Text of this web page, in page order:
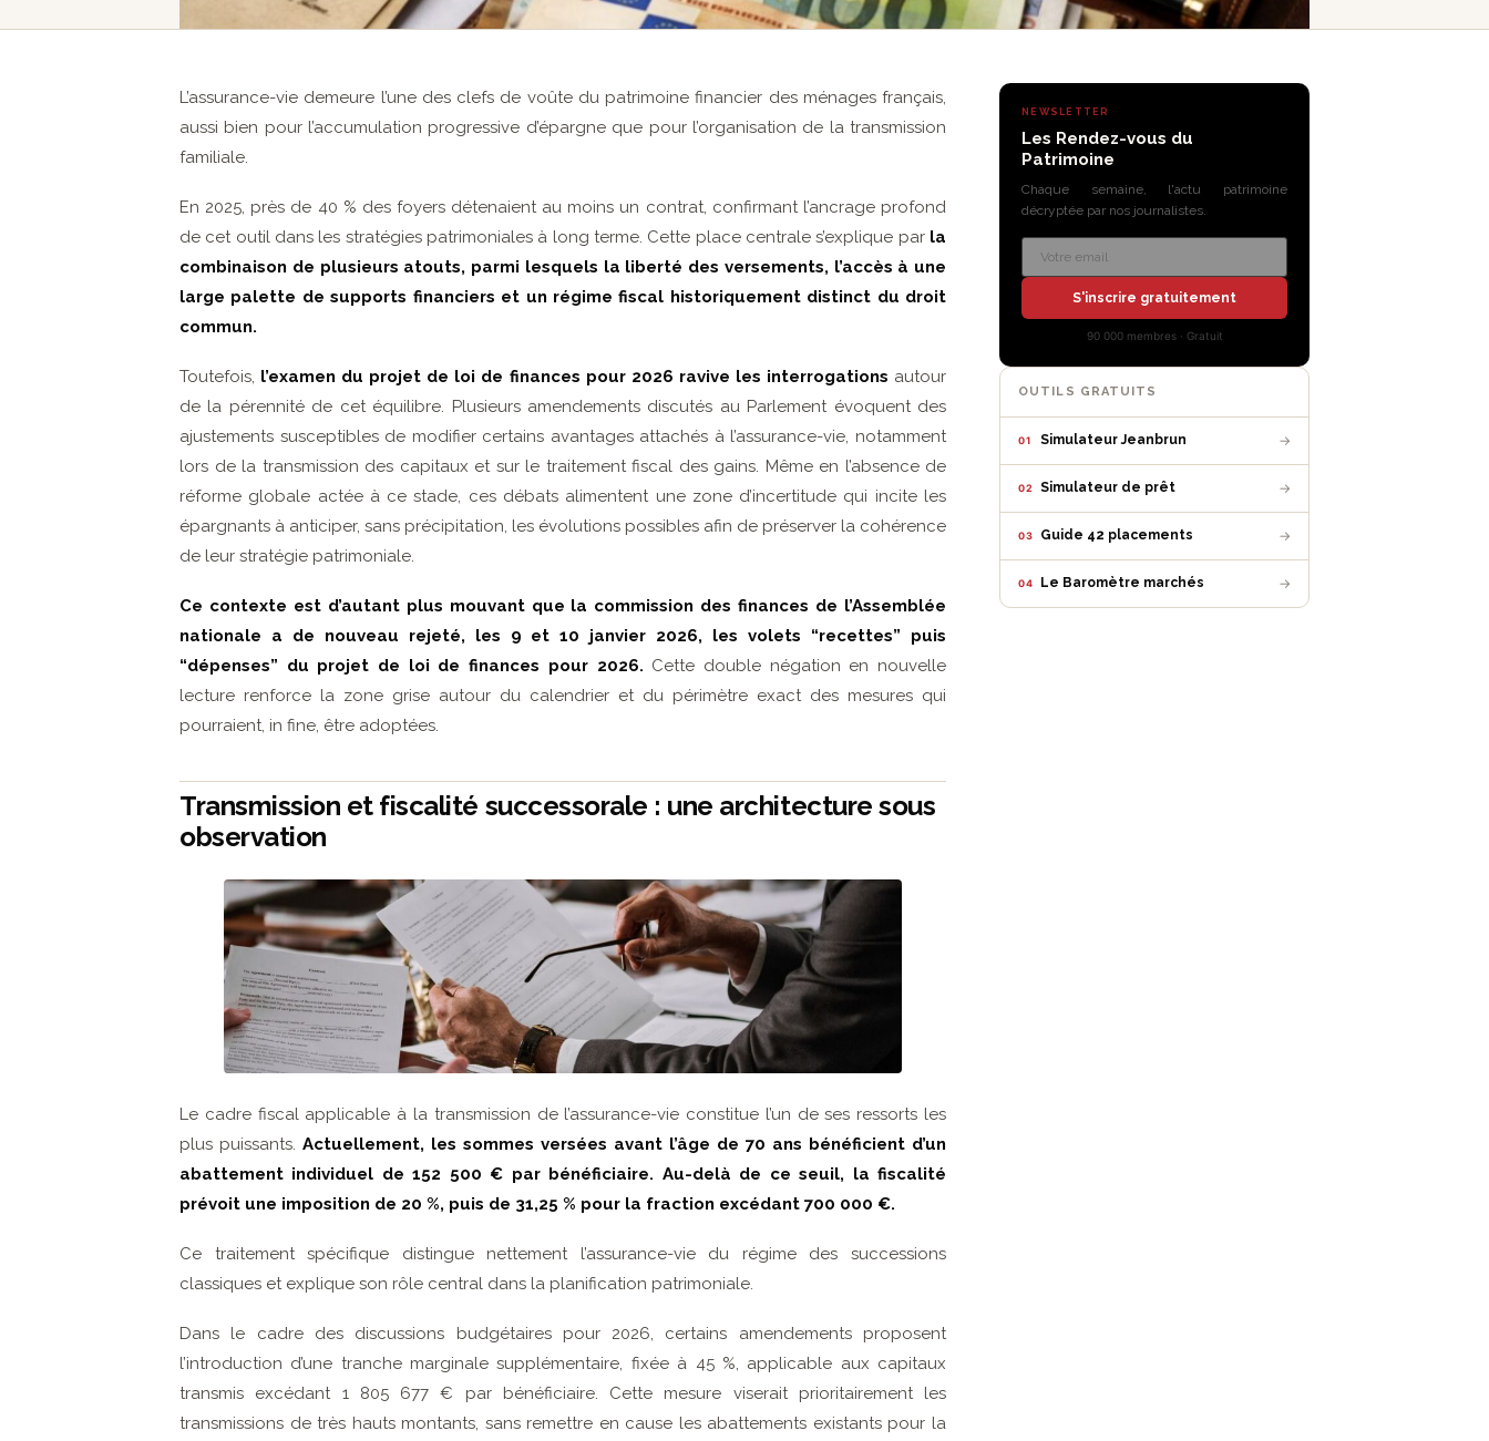
L’assurance-vie demeure l’une des clefs de voûte du patrimoine financier des ménages français,
aussi bien pour l’accumulation progressive d’épargne que pour l’organisation de la transmission
familiale.
En 2025, près de 40 % des foyers détenaient au moins un contrat, confirmant l’ancrage profond
de cet outil dans les stratégies patrimoniales à long terme. Cette place centrale s’explique par la
combinaison de plusieurs atouts, parmi lesquels la liberté des versements, l’accès à une
large palette de supports financiers et un régime fiscal historiquement distinct du droit
commun.
Toutefois, l’examen du projet de loi de finances pour 2026 ravive les interrogations autour
de la pérennité de cet équilibre. Plusieurs amendements discutés au Parlement évoquent des
ajustements susceptibles de modifier certains avantages attachés à l’assurance-vie, notamment
lors de la transmission des capitaux et sur le traitement fiscal des gains. Même en l’absence de
réforme globale actée à ce stade, ces débats alimentent une zone d’incertitude qui incite les
épargnants à anticiper, sans précipitation, les évolutions possibles afin de préserver la cohérence
de leur stratégie patrimoniale.
Ce contexte est d’autant plus mouvant que la commission des finances de l’Assemblée
nationale a de nouveau rejeté, les 9 et 10 janvier 2026, les volets “recettes” puis
“dépenses” du projet de loi de finances pour 2026. Cette double négation en nouvelle
lecture renforce la zone grise autour du calendrier et du périmètre exact des mesures qui
pourraient, in fine, être adoptées.
Transmission et fiscalité successorale : une architecture sous
observation
Le cadre fiscal applicable à la transmission de l’assurance-vie constitue l’un de ses ressorts les
plus puissants. Actuellement, les sommes versées avant l’âge de 70 ans bénéficient d’un
abattement individuel de 152 500 € par bénéficiaire. Au-delà de ce seuil, la fiscalité
prévoit une imposition de 20 %, puis de 31,25 % pour la fraction excédant 700 000 €.
Ce traitement spécifique distingue nettement l’assurance-vie du régime des successions
classiques et explique son rôle central dans la planification patrimoniale.
Dans le cadre des discussions budgétaires pour 2026, certains amendements proposent
l’introduction d’une tranche marginale supplémentaire, fixée à 45 %, applicable aux capitaux
transmis excédant 1 805 677 € par bénéficiaire. Cette mesure viserait prioritairement les
transmissions de très hauts montants, sans remettre en cause les abattements existants pour la
NEWSLETTER
Les Rendez-vous du
Patrimoine
Chaque semaine, l'actu patrimoine
décryptée par nos journalistes.
S'inscrire gratuitement
90 000 membres · Gratuit
OUTILS GRATUITS
01 Simulateur Jeanbrun →
02 Simulateur de prêt →
03 Guide 42 placements →
04 Le Baromètre marchés →